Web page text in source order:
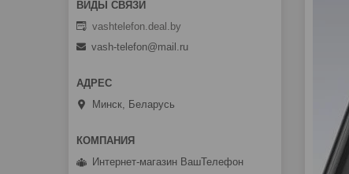
vashtelefon.deal.by
vash-telefon@mail.ru
Минск, Беларусь
Интернет-магазин ВашТелефон